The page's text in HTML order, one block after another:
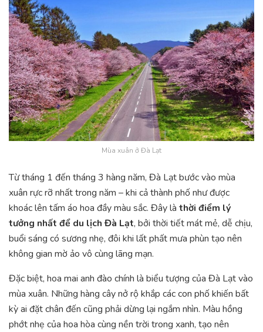
Mùa xuân ở Đà Lạt
Từ tháng 1 đến tháng 3 hàng năm, Đà Lạt bước vào mùa
xuân rực rỡ nhất trong năm – khi cả thành phố như được
khoác lên tấm áo hoa đầy màu sắc. Đây là thời điểm lý
tưởng nhất để du lịch Đà Lạt, bởi thời tiết mát mẻ, dễ chịu,
buổi sáng có sương nhẹ, đôi khi lất phất mưa phùn tạo nên
không gian mờ ảo vô cùng lãng mạn.
Đặc biệt, hoa mai anh đào chính là biểu tượng của Đà Lạt vào
mùa xuân. Những hàng cây nở rộ khắp các con phố khiến bất
kỳ ai đặt chân đến cũng phải dừng lại ngắm nhìn. Màu hồng
phớt nhẹ của hoa hòa cùng nền trời trong xanh, tạo nên